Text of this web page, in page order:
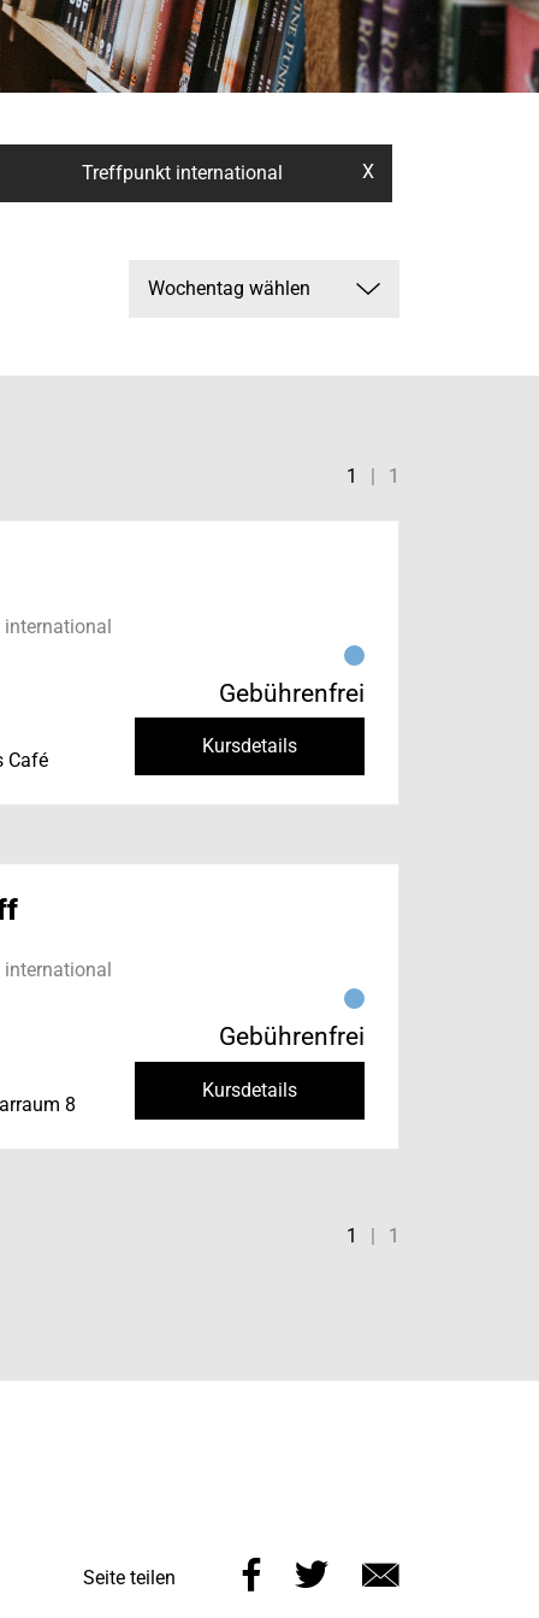
Treffpunkt international X
1 | 1
Café
Gebührenfrei
Kursdetails
8
Gebührenfrei
Kursdetails
1 | 1
Seite teilen
Diese Diese